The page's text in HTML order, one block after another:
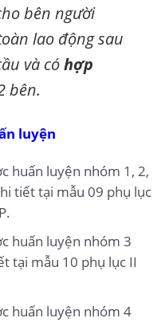
bên người
lao động sau
và cóhợp
bên.
luyện
huấn luyện nhóm 1, 2,
tiết tại mẫu 09 phụ lục
huấn luyện nhóm 3
tại mẫu 10 phụ lục II
huấn luyện nhóm 4